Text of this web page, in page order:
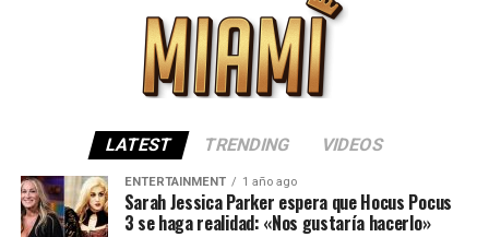
LATEST TRENDING VIDEOS
ENTERTAINMENT 1 año ago
Sarah Jessica Parker espera que Hocus Pocus
3 se haga realidad: «Nos gustaría hacerlo»